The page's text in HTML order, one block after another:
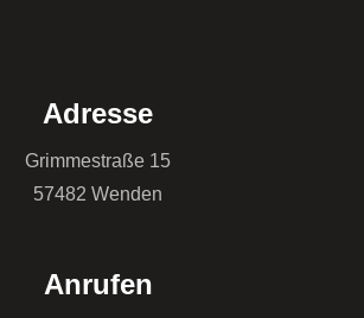
Adresse
Grimmestraße 15
57482 Wenden
Anrufen